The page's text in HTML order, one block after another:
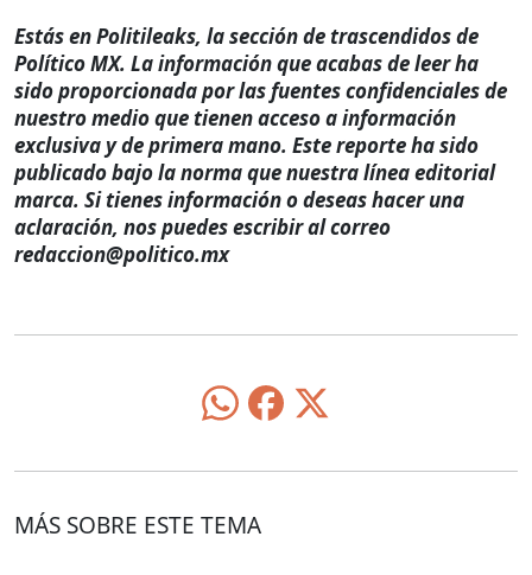
Estás en Politileaks, la sección de trascendidos de
Político MX. La información que acabas de leer ha
sido proporcionada por las fuentes confidenciales de
nuestro medio que tienen acceso a información
exclusiva y de primera mano. Este reporte ha sido
publicado bajo la norma que nuestra línea editorial
marca. Si tienes información o deseas hacer una
aclaración, nos puedes escribir al correo
redaccion@politico.mx
MÁS SOBRE ESTE TEMA